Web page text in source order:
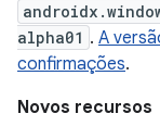
alpha01 . A
confirmações.
Novos recursos